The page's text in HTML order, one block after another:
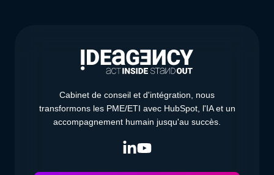
Cabinet de conseil et d'intégration, nous
transformons les PME/ETI avec HubSpot, l'IA et un
accompagnement humain jusqu'au succès.